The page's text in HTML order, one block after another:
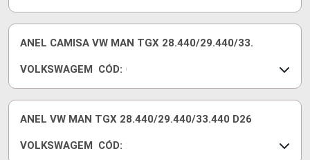
6
1
1
1
1
8
7
ANEL CAMISA VW MAN TGX 28.440/29.440/33.
VOLKSWAGEM CÓD: 0
W
1
3
ANEL VW MAN TGX 28.440/29.440/33.440 D26
VOLKSWAGEM CÓD: 2